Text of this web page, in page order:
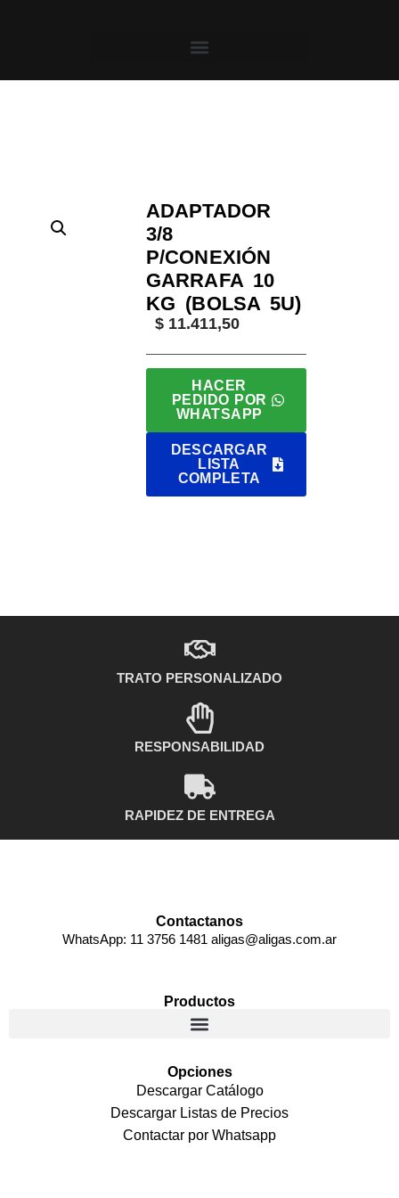
ADAPTADOR
3/8
P/CONEXIÓN
GARRAFA 10
KG (BOLSA 5U)
$ 11.411,50
HACER
PEDIDO POR
WHATSAPP
DESCARGAR
LISTA
COMPLETA
TRATO PERSONALIZADO
RESPONSABILIDAD
RAPIDEZ DE ENTREGA
Contactanos
WhatsApp: 11 3756 1481 aligas@aligas.com.ar
Productos
Opciones
Descargar Catálogo
Descargar Listas de Precios
Contactar por Whatsapp